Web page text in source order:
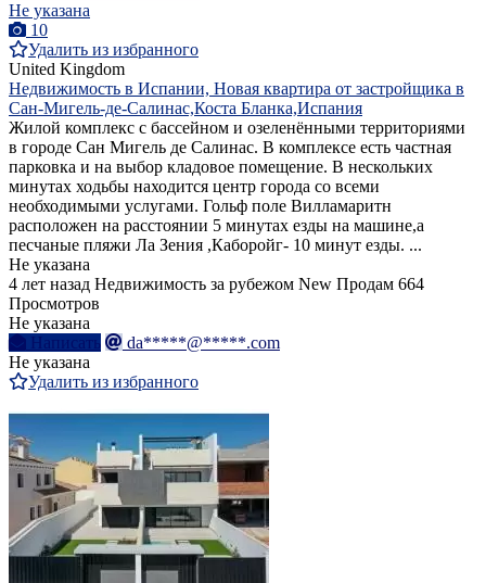
Не указана
10
Удалить из избранного
United Kingdom
Недвижимость в Испании, Новая квартира от застройщика в
Сан-Мигель-де-Салинас,Коста Бланка,Испания
Жилой комплекс с бассейном и озеленёнными территориями
в городе Сан Мигель де Салинас. В комплексе есть частная
парковка и на выбор кладовое помещение. В нескольких
минутах ходьбы находится центр города со всеми
необходимыми услугами. Гольф поле Вилламаритн
расположен на расстоянии 5 минутах езды на машине,а
песчаные пляжи Ла Зения ,Каборойг- 10 минут езды. ...
Не указана
4 лет назад Недвижимость за рубежом New Продам 664
Просмотров
Не указана
Написать
da*****@*****.com
Не указана
Удалить из избранного